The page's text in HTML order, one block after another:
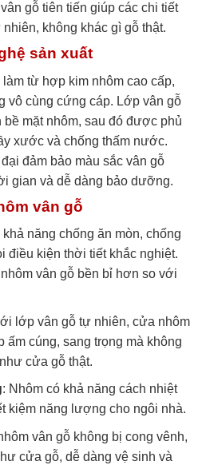
gỗ tiên tiến giúp các chi tiết
không khác gì gỗ thật.
sản xuất
từ hợp kim nhôm cao cấp,
vô cùng cứng cáp. Lớp vân gỗ
mặt nhôm, sau đó được phủ
xước và chống thấm nước.
đảm bảo màu sắc vân gỗ
gian và dễ dàng bảo dưỡng.
vân gỗ
năng chống ăn mòn, chống
điều kiện thời tiết khắc nghiệt.
vân gỗ bền bỉ hơn so với
lớp vân gỗ tự nhiên, cửa nhôm
ấm cúng, sang trọng mà không
cửa gỗ thật.
: Nhôm có khả năng cách nhiệt
kiệm năng lượng cho ngôi nhà.
vân gỗ không bị cong vênh,
cửa gỗ, dễ dàng vệ sinh và